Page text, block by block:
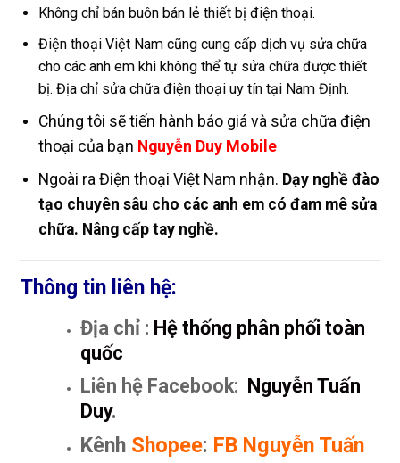
Không chỉ bán buôn bán lẻ thiết bị điện thoại.
Điện thoại Việt Nam cũng cung cấp dịch vụ sửa chữa
cho các anh em khi không thể tự sửa chữa được thiết
bị. Địa chỉ sửa chữa điện thoại uy tín tại Nam Định.
Chúng tôi sẽ tiến hành báo giá và sửa chữa điện
thoại của bạn Nguyễn Duy Mobile
Ngoài ra Điện thoại Việt Nam nhận. Dạy nghề đào
tạo chuyên sâu cho các anh em có đam mê sửa
chữa. Nâng cấp tay nghề.
Thông tin liên hệ:
Địa chỉ : Hệ thống phân phối toàn
quốc
Liên hệ Facebook: Nguyễn Tuấn
Duy.
Kênh Shopee: FB Nguyễn Tuấn